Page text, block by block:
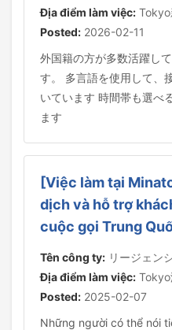
Địa điểm làm việc: Tokyo
Posted: 2026-02-11
外国籍の方が多数活躍し
す。 多言語を使用して、
いています 時間帯も選べ
ます
[Việc làm tại
dịch và hỗ trợ
cuộc gọi Trung
Tên công ty: リージェン
Địa điểm làm việc: Tokyo
Posted: 2025-02-07
Những người có thể nói